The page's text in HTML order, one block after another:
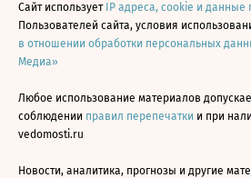
Сайт использует IP адреса, cookie и данные
Пользователей сайта, условия
в отношении обработки персональных
Медиа»
Любое использование материалов
соблюдении правил перепечатки и при
vedomosti.ru
Новости, аналитика, прогнозы и другие